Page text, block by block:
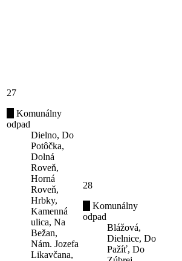
27
Komunálny
odpad
Dielno, Do
Potôčka,
Dolná
Roveň,
Horná
Roveň,
Hrbky,
Kamenná
ulica, Na
Bežan,
Nám. Jozefa
Likavčana,
28
Komunálny
odpad
Blážová,
Dielnice, Do
Pažíť, Do